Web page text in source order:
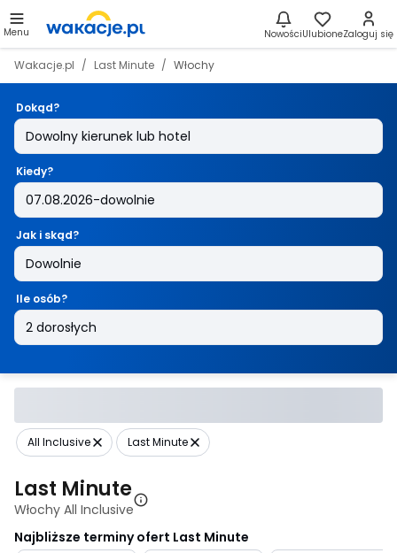
Menu NowościUlubioneZaloguj się
Wakacje.pl Last Minute Włochy
Dokąd?
Kiedy?
Jak i skąd?
Ile osób?
Last Minute
Włochy All Inclusive
All Inclusive Last Minute
Najbliższe terminy ofert Last Minute